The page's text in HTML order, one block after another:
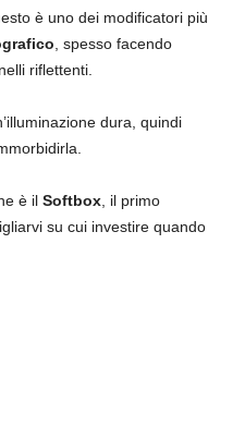
è uno dei modificatori più
, spesso facendo
riflettenti.
dura, quindi
è il Softbox , il primo
su cui investire quando